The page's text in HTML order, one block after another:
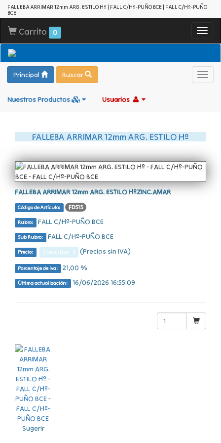
FALLEBA ARRIMAR 12mm ARG. ESTILO Hº | FALL C/Hº-PUÑO BCE | FALL C/Hº-PUÑO
BCE
Carrito 0
Principal Buscar
Nuestros Productos Usuarios
FALLEBA ARRIMAR 12mm ARG. ESTILO Hº
FALLEBA ARRIMAR 12mm ARG. ESTILO HºZINC.AMAR
Código de Artículo: FD515
Rubro: FALL C/Hº-PUÑO BCE
Sub Rubro: FALL C/Hº-PUÑO BCE
Precio: Consultar $ (Precios sin IVA)
Porcentaje de Iva: 21,00 %
Última actualización: 16/06/2026 16:55:09
Sugerir